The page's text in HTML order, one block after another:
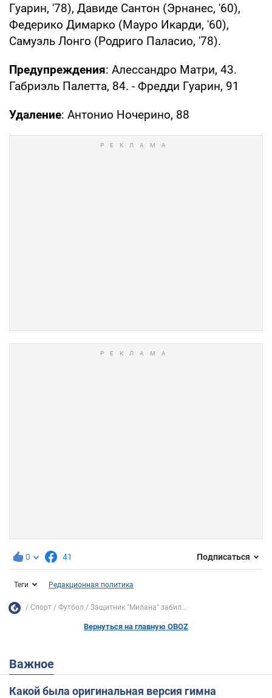
Гуарин, '78), Давиде Сантон (Эрнанес, '60),
Федерико Димарко (Мауро Икарди, '60),
Самуэль Лонго (Родриго Паласио, '78).
Предупреждения: Алессандро Матри, 43.
Габриэль Палетта, 84. - Фредди Гуарин, 91
Удаление: Антонио Ночерино, 88
0 41 Подписаться
Теги Редакционная политика
Спорт Футбол Защитник "Милана" забил...
Вернуться на главную OBOZ
Важное
Какой была оригинальная версия гимна